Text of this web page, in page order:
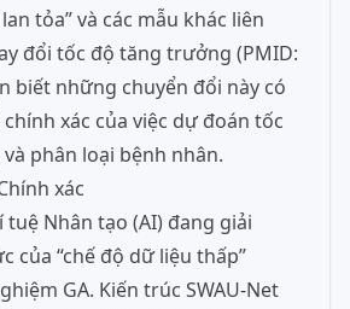
tỏa” và các mẫu khác liên
đổi tốc độ tăng trưởng (PMID:
biết những chuyển đổi này có
xác của việc dự đoán tốc
phân loại bệnh nhân.
xác
tuệ Nhân tạo (AI) đang giải
của “chế độ dữ liệu thấp”
GA. Kiến trúc SWAU-Net